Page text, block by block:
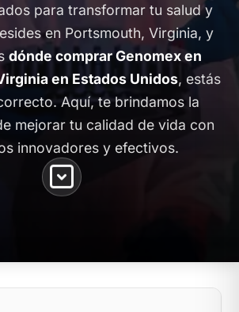
para transformar tu salud y
en Portsmouth, Virginia, y
dónde comprar Genomex en
en Estados Unidos, estás
Aquí, te brindamos la
mejorar tu calidad de vida con
innovadores y efectivos.